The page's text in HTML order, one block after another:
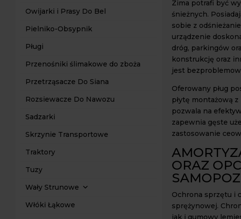
Owijarki i Prasy Do Bel
Pielniko-Obsypnik
Pługi
Przenośniki ślimakowe do zboża
Przetrząsacze Do Siana
Rozsiewacze Do Nawozu
Sadzarki
Skrzynie Transportowe
Traktory
Tuzy
Wały Strunowe
Włóki Łąkowe
Zima potrafi być
śnieżnych.
sobie z
urządzenie
dróg, parkingów
konstrukcję oraz
jest
Oferowany pług
płytę montażową
pozwala na
zapewnia gęste
zastosowanie
ORAZ
Ochrona sprzętu i
sprężynowej.
jak i gumowy